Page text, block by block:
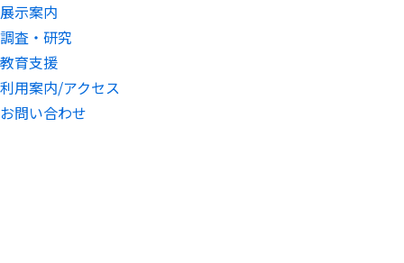
展示案内
調査・研究
教育支援
利用案内/アクセス
お問い合わせ